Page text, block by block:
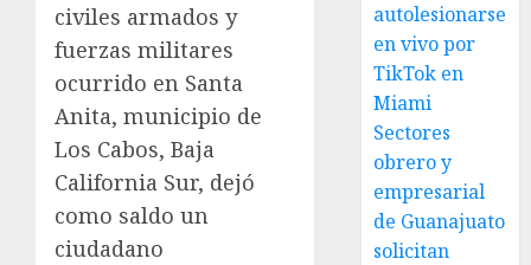
civiles armados y
fuerzas militares
ocurrido en Santa
Anita, municipio de
Los Cabos, Baja
California Sur, dejó
como saldo un
ciudadano
autolesionarse
en vivo por
TikTok en
Miami
Sectores
obrero y
empresarial
de Guanajuato
solicitan